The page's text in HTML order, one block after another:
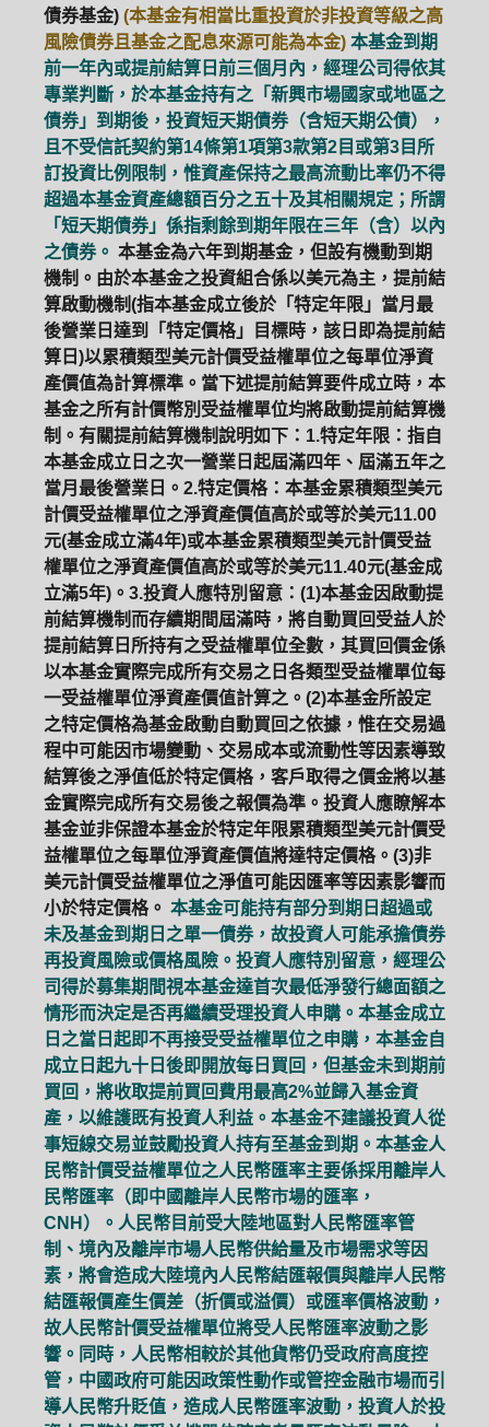
債券基金) (本基金有相當比重投資於非投資等級之高
風險債券且基金之配息來源可能為本金) 本基金到期
前一年內或提前結算日前三個月內，經理公司得依其
專業判斷，於本基金持有之「新興市場國家或地區之
債券」到期後，投資短天期債券（含短天期公債），
且不受信託契約第14條第1項第3款第2目或第3目所
訂投資比例限制，惟資產保持之最高流動比率仍不得
超過本基金資產總額百分之五十及其相關規定；所謂
「短天期債券」係指剩餘到期年限在三年（含）以內
之債券。 本基金為六年到期基金，但設有機動到期
機制。由於本基金之投資組合係以美元為主，提前結
算啟動機制(指本基金成立後於「特定年限」當月最
後營業日達到「特定價格」目標時，該日即為提前結
算日)以累積類型美元計價受益權單位之每單位淨資
產價值為計算標準。當下述提前結算要件成立時，本
基金之所有計價幣別受益權單位均將啟動提前結算機
制。有關提前結算機制說明如下：1.特定年限：指自
本基金成立日之次一營業日起屆滿四年、屆滿五年之
當月最後營業日。2.特定價格：本基金累積類型美元
計價受益權單位之淨資產價值高於或等於美元11.00
元(基金成立滿4年)或本基金累積類型美元計價受益
權單位之淨資產價值高於或等於美元11.40元(基金成
立滿5年)。3.投資人應特別留意：(1)本基金因啟動提
前結算機制而存續期間屆滿時，將自動買回受益人於
提前結算日所持有之受益權單位全數，其買回價金係
以本基金實際完成所有交易之日各類型受益權單位每
一受益權單位淨資產價值計算之。(2)本基金所設定
之特定價格為基金啟動自動買回之依據，惟在交易過
程中可能因市場變動、交易成本或流動性等因素導致
結算後之淨值低於特定價格，客戶取得之價金將以基
金實際完成所有交易後之報價為準。投資人應瞭解本
基金並非保證本基金於特定年限累積類型美元計價受
益權單位之每單位淨資產價值將達特定價格。(3)非
美元計價受益權單位之淨值可能因匯率等因素影響而
小於特定價格。 本基金可能持有部分到期日超過或
未及基金到期日之單一債券，故投資人可能承擔債券
再投資風險或價格風險。投資人應特別留意，經理公
司得於募集期間視本基金達首次最低淨發行總面額之
情形而決定是否再繼續受理投資人申購。本基金成立
日之當日起即不再接受受益權單位之申購，本基金自
成立日起九十日後即開放每日買回，但基金未到期前
買回，將收取提前買回費用最高2%並歸入基金資
產，以維護既有投資人利益。本基金不建議投資人從
事短線交易並鼓勵投資人持有至基金到期。本基金人
民幣計價受益權單位之人民幣匯率主要係採用離岸人
民幣匯率（即中國離岸人民幣市場的匯率，
CNH）。人民幣目前受大陸地區對人民幣匯率管
制、境內及離岸市場人民幣供給量及市場需求等因
素，將會造成大陸境內人民幣結匯報價與離岸人民幣
結匯報價產生價差（折價或溢價）或匯率價格波動，
故人民幣計價受益權單位將受人民幣匯率波動之影
響。同時，人民幣相較於其他貨幣仍受政府高度控
管，中國政府可能因政策性動作或管控金融市場而引
導人民幣升貶值，造成人民幣匯率波動，投資人於投